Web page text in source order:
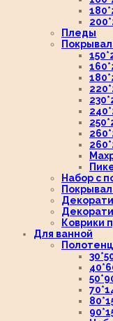
Пледы
Набор с
Коврики
Для ванной